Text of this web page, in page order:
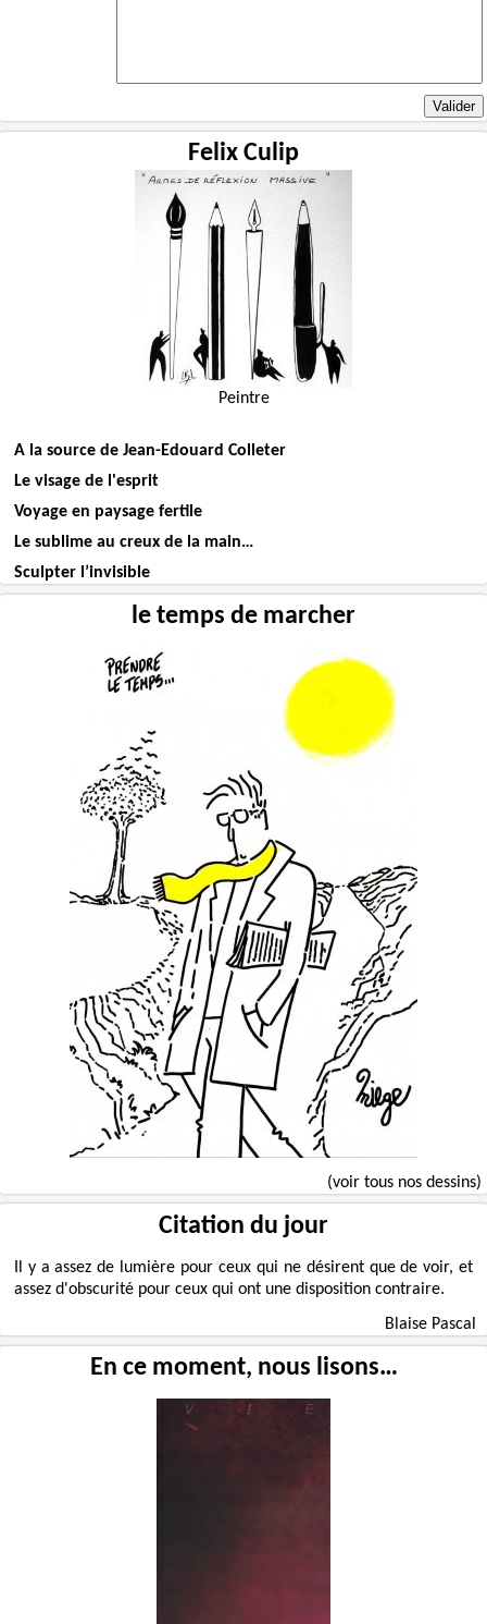
Felix Culip
Peintre
A la source de Jean-Edouard Colleter
Le visage de l'esprit
Voyage en paysage fertile
Le sublime au creux de la main…
Sculpter l’invisible
le temps de marcher
(voir tous nos dessins)
Citation du jour
Il y a assez de lumière pour ceux qui ne désirent que de voir, et
assez d'obscurité pour ceux qui ont une disposition contraire.
Blaise Pascal
En ce moment, nous lisons…